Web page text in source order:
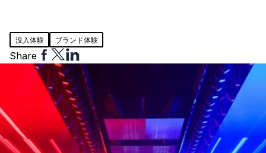
没入体験 ブランド体験
Share Share
to
Facebook
Share
to
Twitter
Share
to
Linkedin